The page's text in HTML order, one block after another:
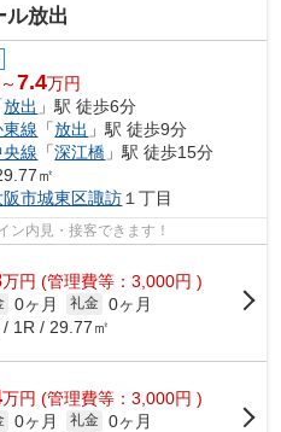
ル放出
7.4万円
放出 」駅 徒歩6分
線 「放出 」駅 徒歩9分
線 「深江橋 」駅 徒歩15分
㎡
阪市城東区諏訪 １丁目
ン内見・接客できます！
万円 (管理費等：3,000円 )
0ヶ月 礼金 0ヶ月
/ 1R / 29.77㎡
万円 (管理費等：3,000円 )
0ヶ月 礼金 0ヶ月